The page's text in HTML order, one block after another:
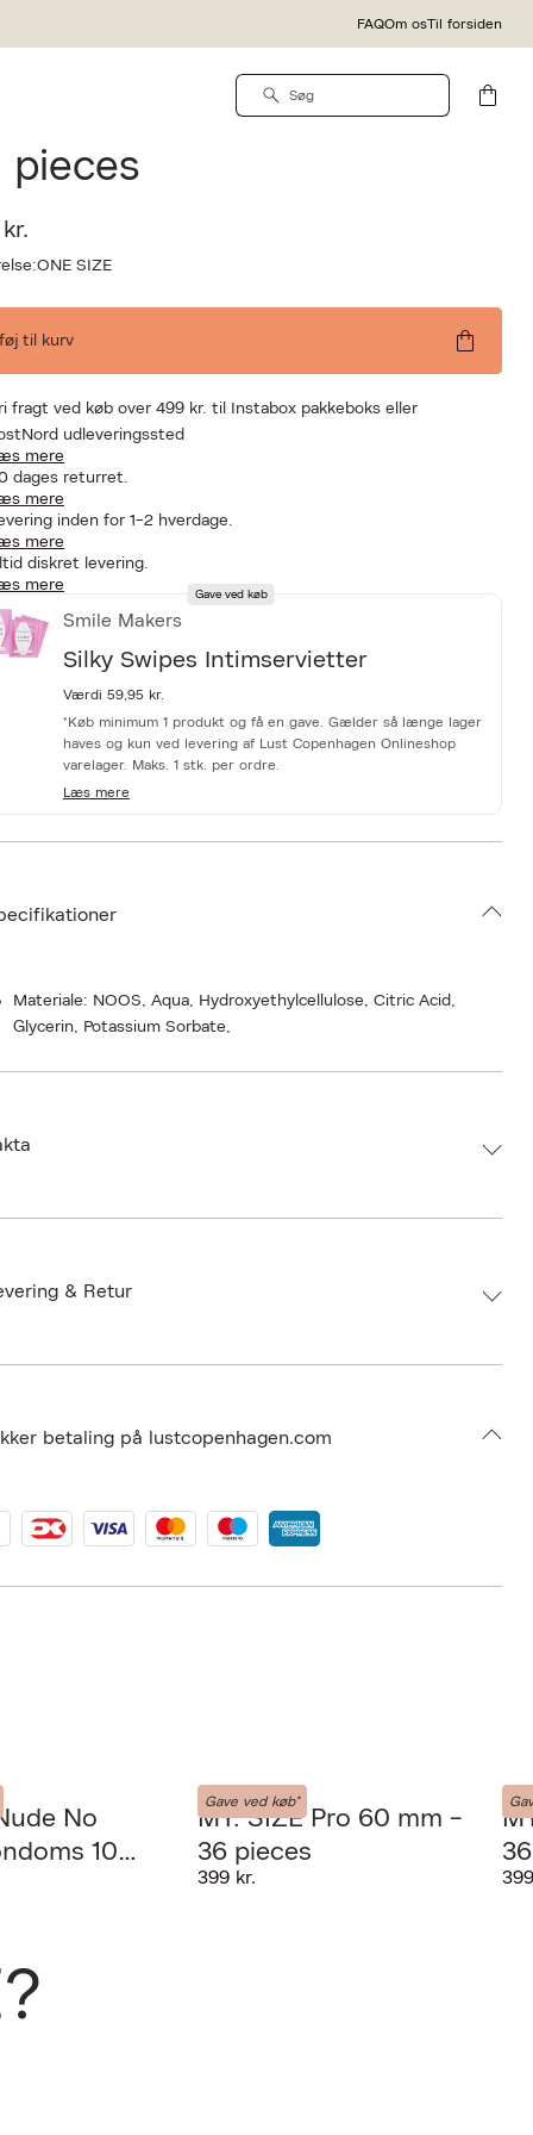
FAQOm osTil forsiden
SIZE Pro 60 mm -
pieces
ONE SIZE
til kurv
fragt ved køb over 499 kr. til Instabox pakkeboks eller
udleveringssted
mere
dages returret.
mere
inden for 1-2 hverdage.
mere
diskret levering.
mere
Gave ved køb
Smile Makers
Silky Swipes Intimservietter
Værdi 59,95 kr.
*Køb minimum 1 produkt og få en gave. Gælder så længe lager
haves og kun ved levering af Lust Copenhagen Onlineshop
varelager. Maks. 1 stk. per ordre.
Læs mere
Onlineshop
Materiale: NOOS, Aqua, Hydroxyethylcellulose, Citric Acid,
Glycerin, Potassium Sorbate,
ONE SIZE
0008
& Retur
betaling på lustcopenhagen.com
No
10
Gave ved køb*
MY-SIZE
MY. SIZE Pro 60 mm -
36 pieces
399 kr.